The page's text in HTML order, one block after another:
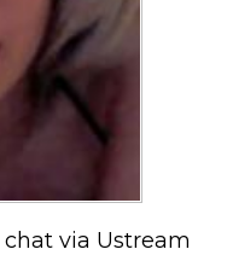
via Ustream